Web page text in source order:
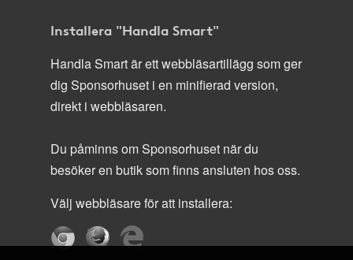
Installera "Handla Smart"
Handla Smart är ett webbläsartillägg som ger
dig Sponsorhuset i en minifierad version,
direkt i webbläsaren.
Du påminns om Sponsorhuset när du
besöker en butik som finns ansluten hos oss.
Välj webbläsare för att installera: